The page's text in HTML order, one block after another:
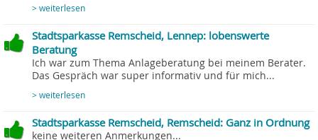
> weiterlesen
Stadtsparkasse Remscheid, Lennep: lobenswerte
Beratung
Ich war zum Thema Anlageberatung bei meinem Berater.
Das Gespräch war super informativ und für mich...
> weiterlesen
Stadtsparkasse Remscheid, Remscheid: Ganz in Ordnung
keine weiteren Anmerkungen...